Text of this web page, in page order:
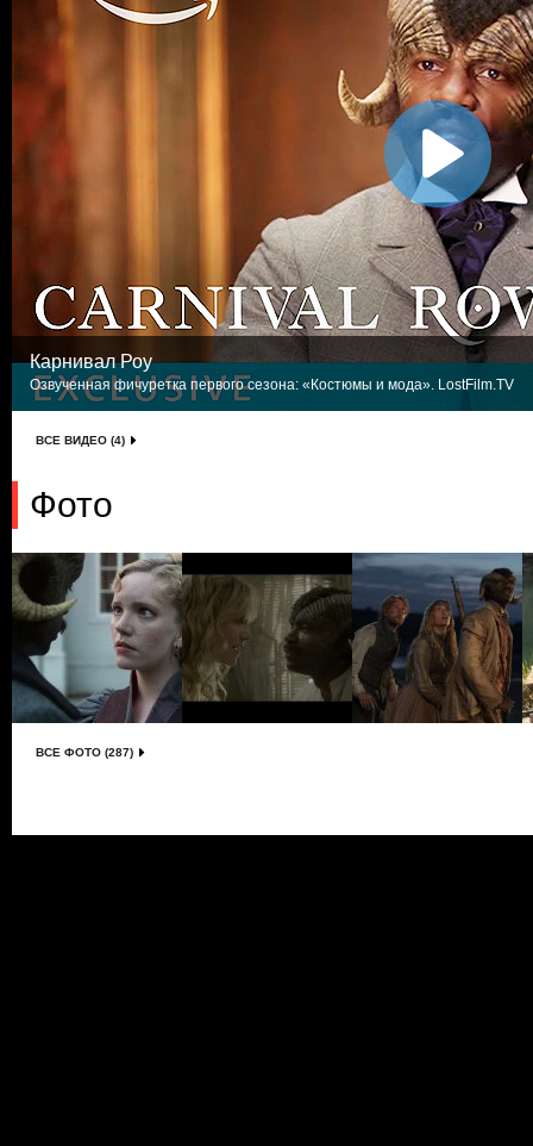
Карнивал Роу
Озвученная фичуретка первого сезона: «Костюмы и мода». LostFilm.TV
ВСЕ ВИДЕО (4)
Фото
ВСЕ ФОТО (287)